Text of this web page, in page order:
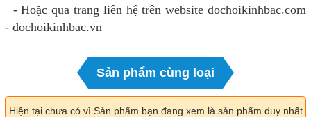
- Hoặc qua trang liên hệ trên website dochoikinhbac.com
- dochoikinhbac.vn
Sản phẩm cùng loại
Hiện tại chưa có vì Sản phẩm bạn đang xem là sản phẩm duy nhất